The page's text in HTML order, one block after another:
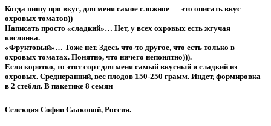
80 ₽.
60 ₽.
Когда пишу про вкус, для меня самое сложное — это описать вкус
охровых томатов))
Написать просто «сладкий»… Нет, у всех охровых есть жгучая
кислинка.
«Фруктовый»… Тоже нет. Здесь что-то другое, что есть только в
охровых томатах. Понятно, что ничего непонятно))).
Если коротко, то этот сорт для меня самый вкусный и сладкий из
охровых. Среднеранний, вес плодов 150-250 грамм. Индет, формировка
в 2 стебля. В пакетике 8 семян
Селекция Софии Сааковой, Россия.